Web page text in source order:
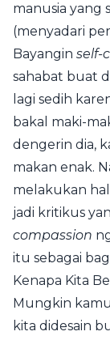
manusia yang
(menyadari
Bayangin self-
sahabat buat
lagi sedih
bakal maki-
dengerin dia,
makan enak.
melakukan hal
jadi kritikus
compassion
itu sebagai
Kenapa Kita
Mungkin
kita didesain